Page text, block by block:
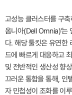
고성능 클러스터를 구
옴니아(Dell Omnia)'는
다. 해당 툴킷은 유연한
드에 빠르게 대응하고
및 전반적인 생산성 향
끄러운 통합을 통해, 인
자 민첩성이 조화를 이